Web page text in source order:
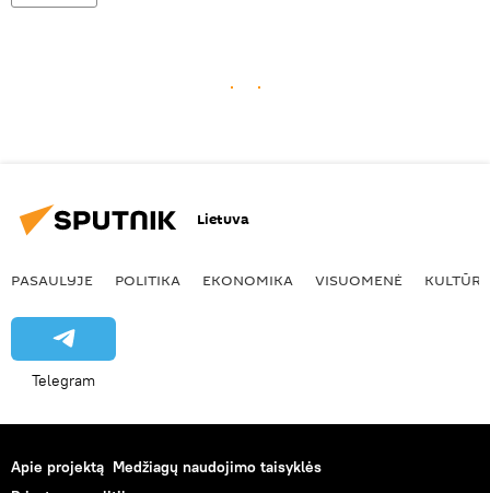
Lietuva
PASAULYJE POLITIKA EKONOMIKA VISUOMENĖ KULTŪRA
Telegram
Apie projektą Medžiagų naudojimo taisyklės